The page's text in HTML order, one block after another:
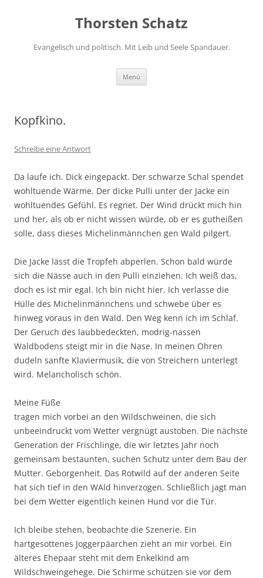
Thorsten Schatz
Evangelisch und politisch. Mit Leib und Seele Spandauer.
Menü
Kopfkino.
Schreibe eine Antwort
Da laufe ich. Dick eingepackt. Der schwarze Schal spendet
wohltuende Wärme. Der dicke Pulli unter der Jacke ein
wohltuendes Gefühl. Es regnet. Der Wind drückt mich hin
und her, als ob er nicht wissen würde, ob er es gutheißen
solle, dass dieses Michelinmännchen gen Wald pilgert.
Die Jacke lässt die Tropfeh abperlen. Schon bald würde
sich die Nässe auch in den Pulli einziehen. Ich weiß das,
doch es ist mir egal. Ich bin nicht hier. Ich verlasse die
Hülle des Michelinmännchens und schwebe über es
hinweg voraus in den Wald. Den Weg kenn ich im Schlaf.
Der Geruch des laubbedeckten, modrig-nassen
Waldbodens steigt mir in die Nase. In meinen Ohren
dudeln sanfte Klaviermusik, die von Streichern unterlegt
wird. Melancholisch schön.
Meine Füße
tragen mich vorbei an den Wildschweinen, die sich
unbeeindruckt vom Wetter vergnügt austoben. Die nächste
Generation der Frischlinge, die wir letztes Jahr noch
gemeinsam bestaunten, suchen Schutz unter dem Bau der
Mutter. Geborgenheit. Das Rotwild auf der anderen Seite
hat sich tief in den WAld hinverzogen. Schließlich jagt man
bei dem Wetter eigentlich keinen Hund vor die Tür.
Ich bleibe stehen, beobachte die Szenerie. Ein
hartgesottenes Joggerpäarchen zieht an mir vorbei. Ein
älteres Ehepaar steht mit dem Enkelkind am
Wildschweingehege. Die Schirme schützen sie vor dem